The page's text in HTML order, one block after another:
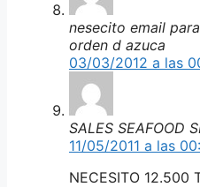
nesecito email
orden d azuca
03/03/2012 a las
SALES SEAFOOD
11/05/2011 a las
NECESITO 12.500